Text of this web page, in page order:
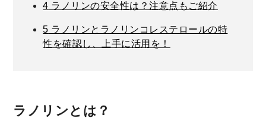
4 ラノリンの安全性は？注意点もご紹介
5 ラノリンとラノリンコレステロールの特
性を確認し、上手に活用を！
ラノリンとは？